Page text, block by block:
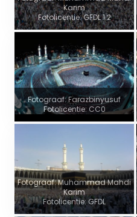
Karim
Fotolicentie: GFDL 1.2
Fotograaf: Farazbinyusuf
Fotolicentie: CC0
Fotograaf: Muhammad Mahdi
Karim
Fotolicentie: GFDL